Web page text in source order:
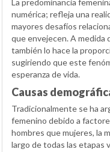
numérica; refleja una
mayores desafíos
que envejecen. A medida
también lo hace la
sugiriendo que este
esperanza de vida.
Causas
Tradicionalmente se ha
femenino debido a
hombres que mujeres, la
largo de todas las etapas